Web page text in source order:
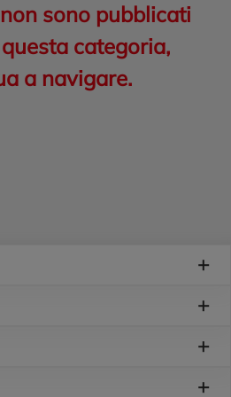
sono pubblicati
categoria,
a navigare.